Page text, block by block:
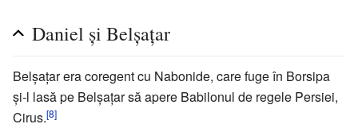
Daniel și Belșațar
Belșațar era coregent cu Nabonide, care fuge în Borsipa
și-l lasă pe Belșațar să apere Babilonul de regele Persiei,
Cirus.[8]